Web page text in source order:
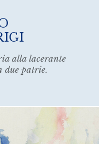
alla lacerante
due patrie.